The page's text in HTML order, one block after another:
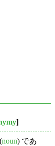
]
(noun) であ